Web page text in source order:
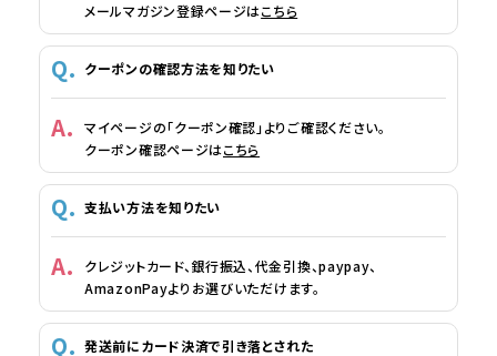
メールマガジン登録ページはこちら
クーポンの確認方法を知りたい
マイページの「クーポン確認」よりご確認ください。
クーポン確認ページはこちら
支払い方法を知りたい
クレジットカード、銀行振込、代金引換、paypay、
AmazonPayよりお選びいただけます。
発送前にカード決済で引き落とされた